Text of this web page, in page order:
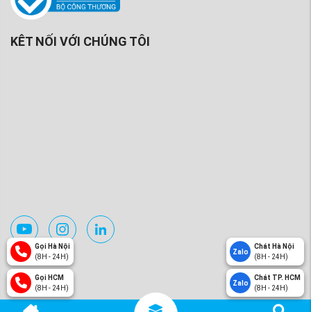
KÊT NỐI VỚI CHÚNG TÔI
Gọi Hà Nội
(8H - 24H)
Gọi HCM
(8H - 24H)
Zalo
Chát Hà Nội
(8H - 24H)
Zalo
Chát TP. HCM
(8H - 24H)